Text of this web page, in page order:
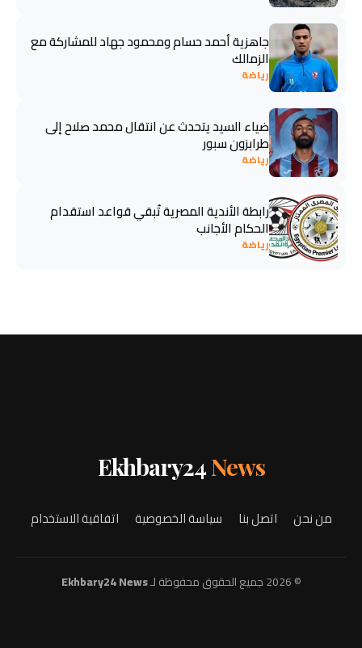
جاهزية أحمد حسام ومحمود جهاد للمشاركة مع
الزمالك
رياضة
ضياء السيد يتحدث عن انتقال محمد صلاح إلى
طرابزون سبور
رياضة
رابطة الأندية المصرية تُبقي قواعد استقدام
الحكام الأجانب
رياضة
Ekhbary24News
من نحن اتصل بنا سياسة الخصوصية اتفاقية الاستخدام
© 2026 جميع الحقوق محفوظة لـ Ekhbary24 News